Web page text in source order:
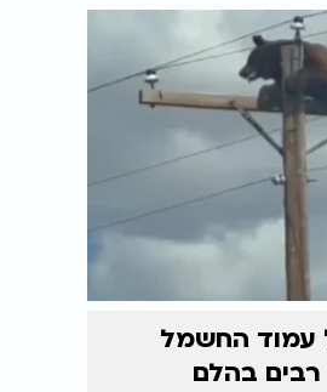
עמוד החשמל
רבים בהלם